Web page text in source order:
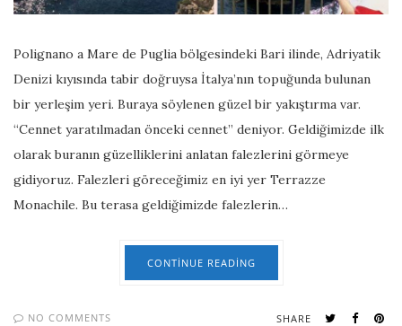
Polignano a Mare de Puglia bölgesindeki Bari ilinde, Adriyatik
Denizi kıyısında tabir doğruysa İtalya’nın topuğunda bulunan
bir yerleşim yeri. Buraya söylenen güzel bir yakıştırma var.
“Cennet yaratılmadan önceki cennet” deniyor. Geldiğimizde ilk
olarak buranın güzelliklerini anlatan falezlerini görmeye
gidiyoruz. Falezleri göreceğimiz en iyi yer Terrazze
Monachile. Bu terasa geldiğimizde falezlerin…
CONTINUE READING
NO COMMENTS SHARE